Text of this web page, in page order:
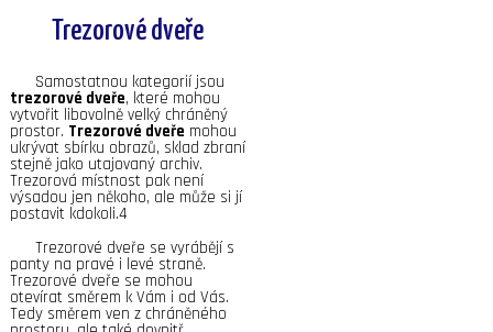
Trezorové dveře
Samostatnou kategorií jsou
trezorové dveře, které mohou
vytvořit libovolně velký chráněný
prostor. Trezorové dveře mohou
ukrývat sbírku obrazů, sklad zbraní
stejně jako utajovaný archiv.
Trezorová místnost pak není
výsadou jen někoho, ale může si jí
postavit kdokoli.4
Trezorové dveře se vyrábějí s
panty na pravé i levé straně.
Trezorové dveře se mohou
otevírat směrem k Vám i od Vás.
Tedy směrem ven z chráněného